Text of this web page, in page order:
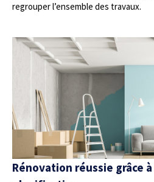
regrouper l’ensemble des travaux.
Rénovation réussie grâce